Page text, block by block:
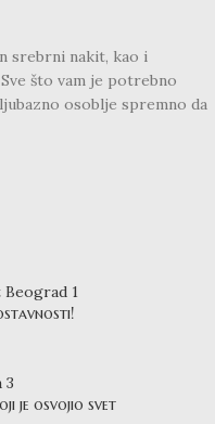
srebrni nakit, kao i
što vam je potrebno
osoblje spremno da
je osvojio svet